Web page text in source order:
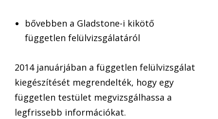
bővebben a Gladstone-i kikötő
független felülvizsgálatáról
2014 januárjában a független felülvizsgálat
kiegészítését megrendelték, hogy egy
független testület megvizsgálhassa a
legfrissebb információkat.